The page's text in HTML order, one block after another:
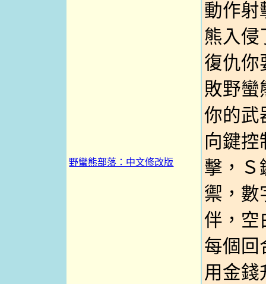
野蠻熊部落：中文修改版
動作射
熊入侵
復仇你
敗野蠻
你的武
向鍵控
擊，Ｓ
禦，數
伴，空
每個回
用金錢